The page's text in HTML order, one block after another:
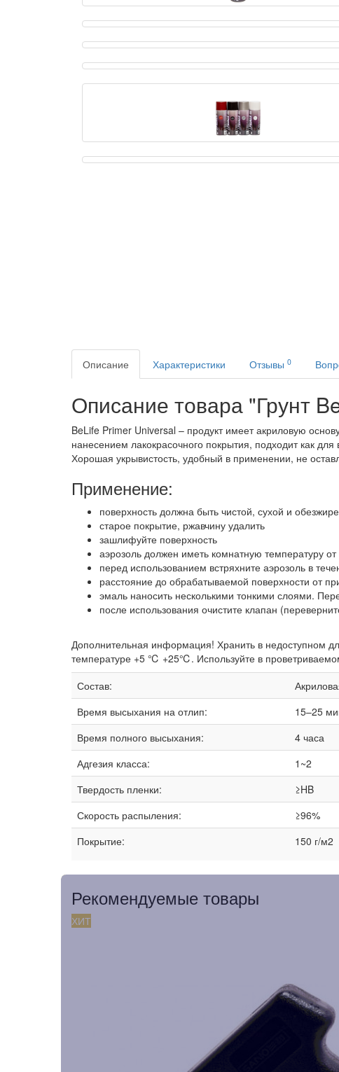
Описание Характеристики Отзывы 0
Описание товара "Грунт
BeLife Primer Universal – продукт имеет акриловую
нанесением лакокрасочного покрытия, подходит как
Хорошая укрывистость, удобный в применении, не
Применение:
поверхность должна быть чистой, сухой и
старое покрытие, ржавчину удалить
зашлифуйте поверхность
аэрозоль должен иметь комнатную температуру
перед использованием встряхните аэрозоль в
расстояние до обрабатываемой поверхности от
эмаль наносить несколькими тонкими слоями.
после использования очистите клапан
Дополнительная информация! Хранить в недоступном
температуре +5 ℃ +25℃. Используйте в
Состав:
Время высыхания на отлип:
15–25
Время полного высыхания:
4 часа
Адгезия класса:
1~2
Твердость пленки:
≥HB
Скорость распыления:
≥96%
Покрытие:
150 г/м2
Рекомендуемые товары
ХИТ